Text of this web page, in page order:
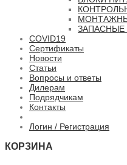
ЗАПАСНЫЕ
COVID19
Сертификаты
Новости
Статьи
Вопросы и ответы
Дилерам
Подрядчикам
Контакты
Логин / Регистрация
КОРЗИНА